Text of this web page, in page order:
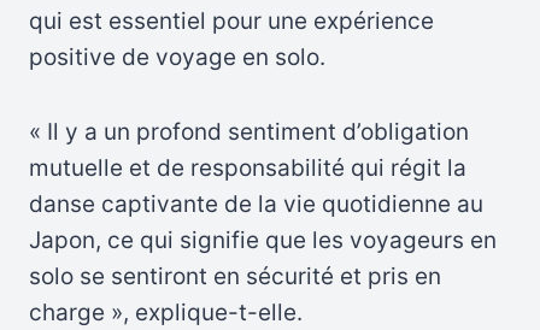
qui est essentiel pour une expérience
positive de voyage en solo.
« Il y a un profond sentiment d’obligation
mutuelle et de responsabilité qui régit la
danse captivante de la vie quotidienne au
Japon, ce qui signifie que les voyageurs en
solo se sentiront en sécurité et pris en
charge », explique-t-elle.